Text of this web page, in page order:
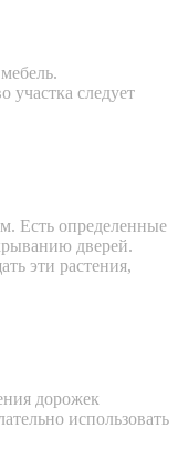
участка следует
Есть определенные
дверей.
эти растения,
дорожек
использовать